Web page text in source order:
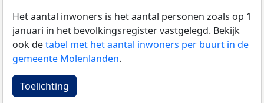
Het aantal inwoners is het aantal personen zoals op 1
januari in het bevolkingsregister vastgelegd. Bekijk
ook detabel met het aantal inwoners per buurt in de
gemeente Molenlanden.
Toelichting